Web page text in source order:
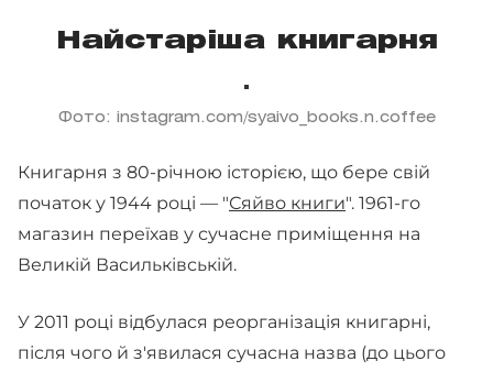
Найстаріша книгарня
Фото: instagram.com/syaivo_books.n.coffee
Книгарня з 80-річною історією, що бере свій
початок у 1944 році — "Сяйво книги". 1961-го
магазин переїхав у сучасне приміщення на
Великій Васильківській.
У 2011 році відбулася реорганізація книгарні,
після чого й з'явилася сучасна назва (до цього